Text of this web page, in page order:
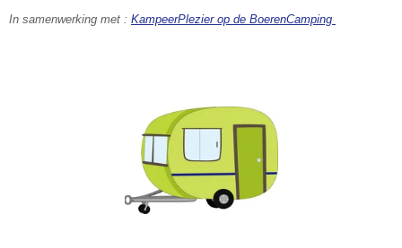
In samenwerking met : KampeerPlezier op de BoerenCamping